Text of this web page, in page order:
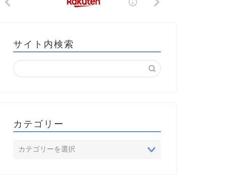
サイト内検索
カテゴリー